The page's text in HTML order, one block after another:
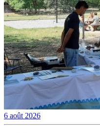
6 août 2026